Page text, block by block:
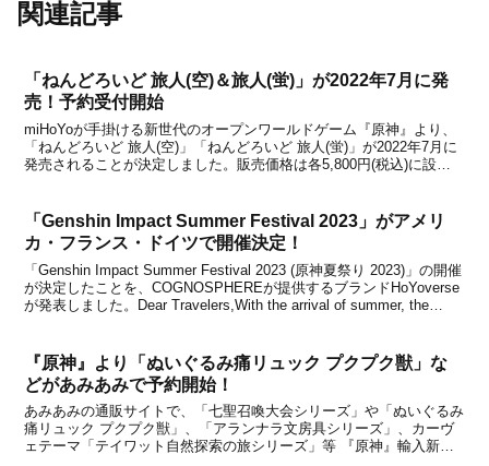
関連記事
「ねんどろいど 旅人(空)＆旅人(蛍)」が2022年7月に発
売！予約受付開始
miHoYoが手掛ける新世代のオープンワールドゲーム『原神』より、
「ねんどろいど 旅人(空)」「ねんどろいど 旅人(蛍)」が2022年7月に
発売されることが決定しました。販売価格は各5,800円(税込)に設定
「Genshin Impact Summer Festival 2023」がアメリ
カ・フランス・ドイツで開催決定！
「Genshin Impact Summer Festival 2023 (原神夏祭り 2023)」の開催
が決定したことを、COGNOSPHEREが提供するブランドHoYoverse
が発表しました。Dear Travelers,With the arrival of summer, the
『原神』より「ぬいぐるみ痛リュック プクプク獣」な
どがあみあみで予約開始！
あみあみの通販サイトで、「七聖召喚大会シリーズ」や「ぬいぐるみ
痛リュック プクプク獣」、「アランナラ文房具シリーズ」、カーヴ
ェテーマ「テイワット自然探索の旅シリーズ」等 『原神』輸入新グ